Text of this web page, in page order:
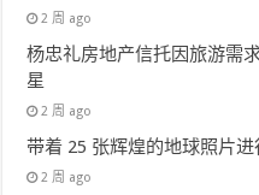
2 周 ago
杨忠礼房地产信托因旅游需
星
2 周 ago
带着 25 张辉煌的地球照片
2 周 ago